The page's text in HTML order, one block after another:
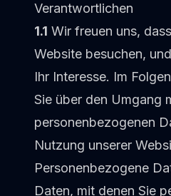
🇬🇧 English
🇩🇪Deutsch
🇬🇧 English
Verantwortlichen
1.1 Wir freuen uns,
Website besuchen,
Ihr Interesse. Im
Sie über den Umgang
personenbezogenen
Nutzung unserer
Personenbezogene
Daten, mit denen Sie